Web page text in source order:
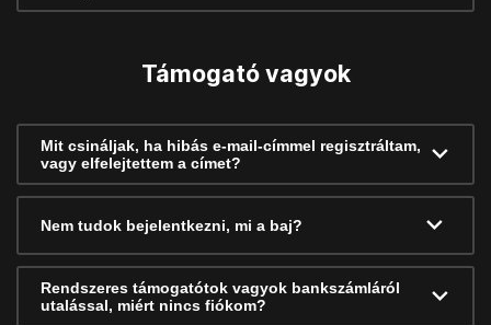
Támogató vagyok
Mit csináljak, ha hibás e-mail-címmel regisztráltam,
vagy elfelejtettem a címet?
Nem tudok bejelentkezni, mi a baj?
Rendszeres támogatótok vagyok bankszámláról
utalással, miért nincs fiókom?